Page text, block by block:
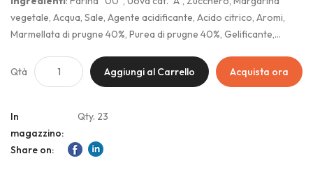
vegetale, Acqua, Sale, Agente acidificante, Acido citrico, Aromi,
Marmellata di prugne 40%, Purea di prugne 40%, Gelificante,
Qtà
Aggiungi al Carrello Acquista ora
In
magazzino:
Qty. 23
Share on: